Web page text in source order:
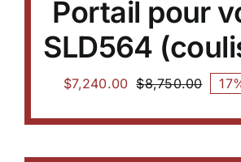
Portail pour
SLD564
$8,750.00
$7,240.00